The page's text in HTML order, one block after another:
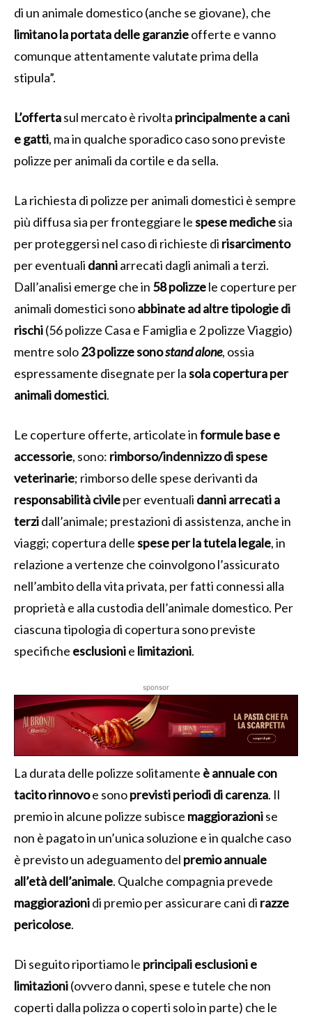
di un animale domestico (anche se giovane), che
limitano la portata delle garanzieofferte e vanno
comunque attentamente valutate prima della
stipula”.
L’offertasul mercato è rivolta principalmente a cani
e gatti, ma in qualche sporadico caso sono previste
polizze per animali da cortile e da sella.
La richiesta di polizze per animali domestici è sempre
più diffusa sia per fronteggiare lespese medichesia
per proteggersi nel caso di richieste di risarcimento
per eventuali danniarrecati dagli animali a terzi.
Dall’analisi emerge che in 58 polizzele coperture per
animali domestici sonoabbinate ad altre tipologie di
rischi(56 polizze Casa e Famiglia e 2 polizze Viaggio)
mentre solo23 polizze sonostand alone, ossia
espressamente disegnate per lasola copertura per
animali domestici.
Le coperture offerte, articolate informule base e
accessorie, sono: rimborso/indennizzo di spese
veterinarie; rimborso delle spese derivanti da
responsabilitàcivileper eventuali danniarrecatia
terzidall’animale; prestazioni di assistenza, anche in
viaggi; copertura dellespese per la tutela legale, in
relazione a vertenze che coinvolgono l’assicurato
nell’ambito della vita privata, per fatti connessi alla
proprietà e alla custodia dell’animale domestico. Per
ciascuna tipologia di copertura sono previste
specifiche esclusionie limitazioni.
sponsor
La durata delle polizze solitamente è annuale con
tacito rinnovoe sonoprevisti periodi di carenza. Il
premio in alcune polizze subisce maggiorazionise
non è pagato in un’unica soluzione e in qualche caso
è previsto un adeguamento del premio annuale
all’età dell’animale. Qualche compagnia prevede
maggiorazionidi premio per assicurare cani di razze
pericolose.
Di seguito riportiamo le principali esclusioni e
limitazioni(ovvero danni, spese e tutele che non
coperti dalla polizza o coperti solo in parte) che le